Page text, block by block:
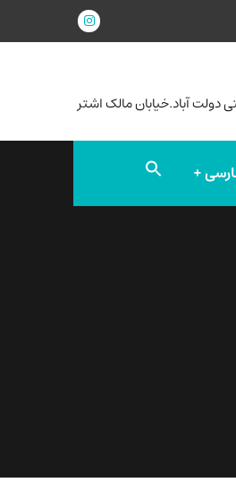
آباد.خیابان مالک اشتر
جستجو
برای: